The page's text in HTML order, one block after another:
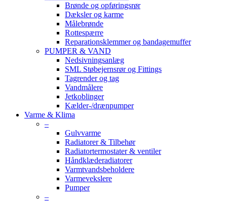
Brønde og opføringsrør
Dæksler og karme
Målebrønde
Rottespærre
Reparationsklemmer og bandagemuffer
PUMPER & VAND
Nedsivningsanlæg
SML Støbejernsrør og Fittings
Tagrender og tag
Vandmålere
Jetkoblinger
Kælder-/drænpumper
Varme & Klima
–
Gulvvarme
Radiatorer & Tilbehør
Radiatortermostater & ventiler
Håndklæderadiatorer
Varmtvandsbeholdere
Varmevekslere
Pumper
–